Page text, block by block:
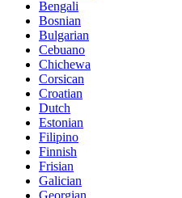
Bengali
Bosnian
Bulgarian
Cebuano
Chichewa
Corsican
Croatian
Dutch
Estonian
Filipino
Finnish
Frisian
Galician